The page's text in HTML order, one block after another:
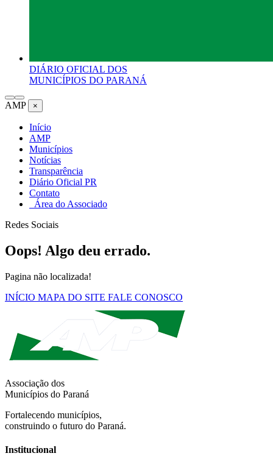
DIÁRIO OFICIAL DOS
MUNICÍPIOS DO PARANÁ
AMP ×
Início
AMP
Municípios
Notícias
Transparência
Diário Oficial PR
Contato
Área do Associado
Redes Sociais
Oops! Algo deu errado.
Pagina não localizada!
INÍCIO MAPA DO SITE FALE CONOSCO
Associação dos
Municípios do Paraná
Fortalecendo municípios,
construindo o futuro do Paraná.
Institucional